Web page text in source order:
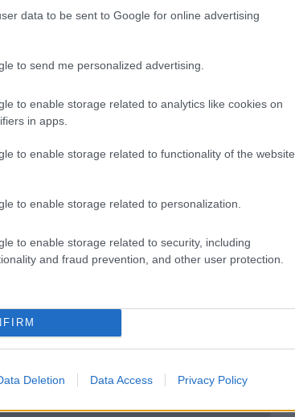
data to be sent to Google for online advertising
to send me personalized advertising.
to enable storage related to analytics like cookies on
in apps.
to enable storage related to functionality of the website
to enable storage related to personalization.
to enable storage related to security, including
and fraud prevention, and other user protection.
Deletion Data Access Privacy Policy
a szereplőgárdája kifejezetten erősnek
fel, mint Sigourney Weaver, Jason Isaacs,
GSO-n vagy a social médiában.
iratkozz fel hírlevelünkre!